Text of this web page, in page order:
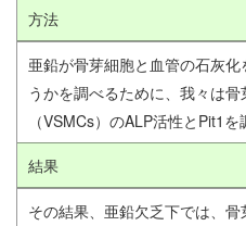
方法
亜鉛が骨芽細胞と血管の石灰
うかを調べるために、我々は
（VSMCs）のALP活性とPit1を
結果
その結果、亜鉛欠乏下では、